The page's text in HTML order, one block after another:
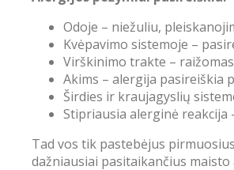
Odoje – niežuliu,
Kvėpavimo sistemoje –
Virškinimo trakte –
Akims – alergija pasireiškia
Širdies ir kraujagyslių
Stipriausia alerginė
Tad vos tik pastebėjus
dažniausiai pasitaikančius